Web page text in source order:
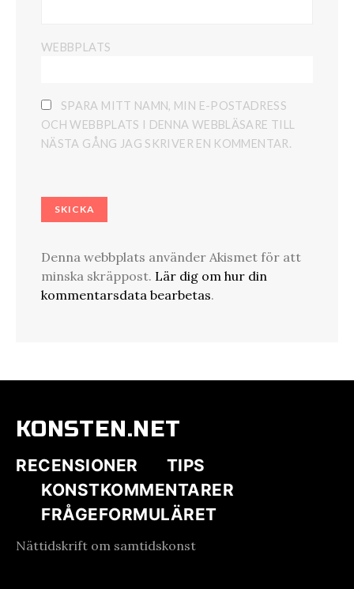
WEBBPLATS
SPARA MITT NAMN, MIN E-POSTADRESS
OCH WEBBPLATS I DENNA WEBBLÄSARE TILL
NÄSTA GÅNG JAG SKRIVER EN KOMMENTAR.
Denna webbplats använder Akismet för att
minska skräppost. Lär dig om hur din
kommentarsdata bearbetas.
KONSTEN.NET
RECENSIONER
TIPS
KONSTKOMMENTARER
FRÅGEFORMULÄRET
Nättidskrift om samtidskonst